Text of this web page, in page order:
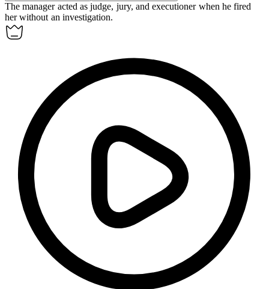
The manager acted as judge, jury, and executioner when he fired
her without an investigation.